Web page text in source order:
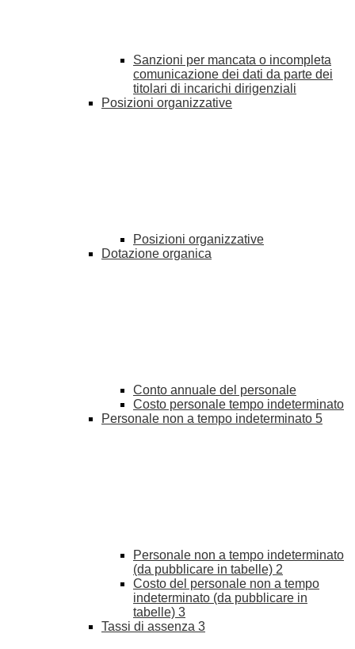
Sanzioni per mancata o incompleta
comunicazione dei dati da parte dei
titolari di incarichi dirigenziali
Posizioni organizzative
Posizioni organizzative
Dotazione organica
Conto annuale del personale
Costo personale tempo indeterminato
Personale non a tempo indeterminato 5
Personale non a tempo indeterminato
(da pubblicare in tabelle) 2
Costo del personale non a tempo
indeterminato (da pubblicare in
tabelle) 3
Tassi di assenza 3